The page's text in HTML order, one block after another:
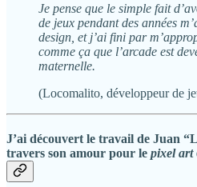
Je pense que le simple fait
de jeux pendant des années
design, et j’ai fini par
comme ça que l’arcade est
maternelle.
(Locomalito, développeur de
J’ai découvert le travail de Juan
travers son amour pour le pixel art